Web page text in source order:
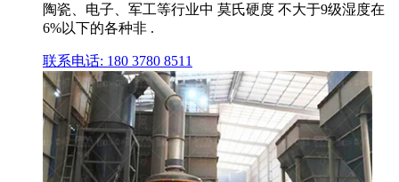
陶瓷、电子、军工等行业中 莫氏硬度 不大于9级湿度在
6%以下的各种非 .
联系电话: 180 3780 8511